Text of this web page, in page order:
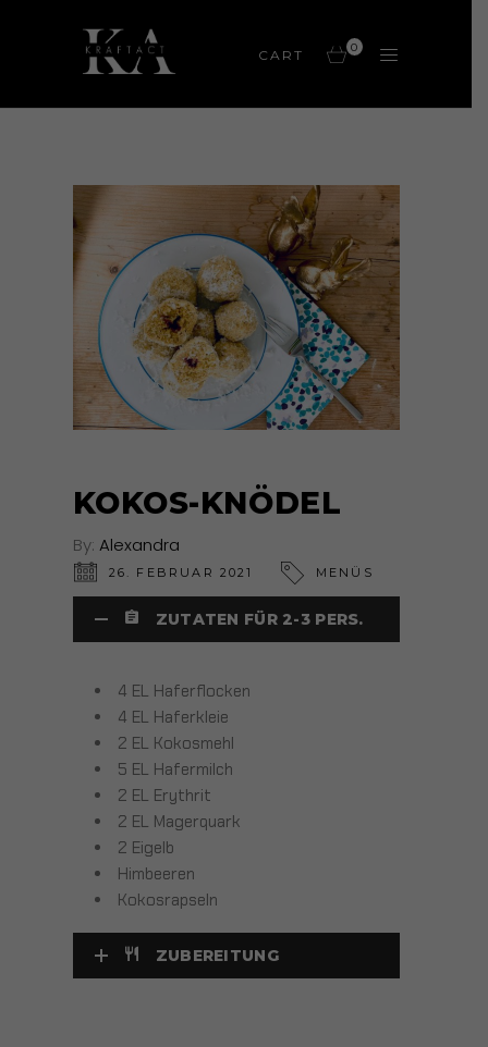
CART 0
KOKOS-KNÖDEL
By: Alexandra
26. FEBRUAR 2021 MENÜS
ZUTATEN FÜR 2-3 PERS.
4 EL Haferflocken
4 EL Haferkleie
2 EL Kokosmehl
5 EL Hafermilch
2 EL Erythrit
2 EL Magerquark
2 Eigelb
Himbeeren
Kokosrapseln
ZUBEREITUNG